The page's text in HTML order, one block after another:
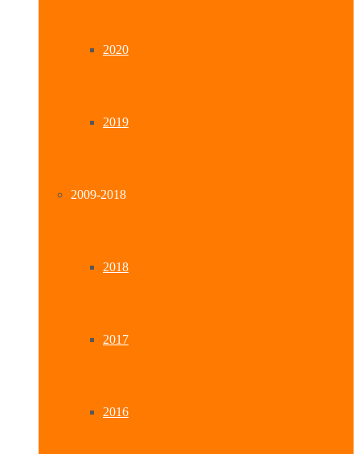
2020
2019
2009-2018
2018
2017
2016